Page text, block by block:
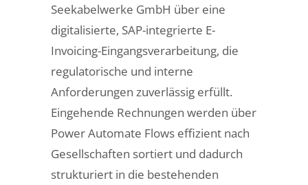
Seekabelwerke GmbH über eine
digitalisierte, SAP-integrierte E-
Invoicing-Eingangsverarbeitung, die
regulatorische und interne
Anforderungen zuverlässig erfüllt.
Eingehende Rechnungen werden über
Power Automate Flows effizient nach
Gesellschaften sortiert und dadurch
strukturiert in die bestehenden